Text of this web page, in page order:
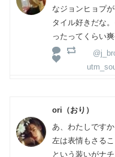
なジョンヒョプ
タイル好きだな
ったってくらい爽
ori（おり）
あ、わたしです
左は表情もさる
という装いがナ